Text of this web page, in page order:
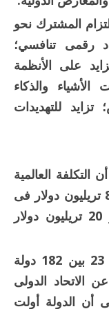
المشترك نحو
رقمى تنافسي؛
على الأنظمة
والذكاء
للتهديدات
العالمية
السيبرانية قد قدرت بنحو 8.4 تريليون دولار فى
عام 2022، ومن المتوقع أن تتجاوز 20 تريليون دولار
وذكر الوزير أن مصر تشغل المركز 23 بين 182 دولة
الاتحاد الدولى
مشيرا إلى أن الدولة أولت